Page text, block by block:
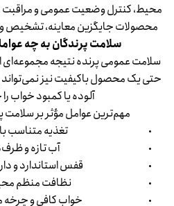
محیط، کنترل وضعیت عمومی و مراقبت
محصولات جایگزین معاینه، تشخیص
سلامت پرندگان به چه
سلامت عمومی پرنده نتیجه مجموعه‌ای
حتی یک محصول باکیفیت نیز
آلوده یا کمبود خواب
مهم‌ترین عوامل مؤثر بر سلامت
تغذیه متناسب
آب تازه و
قفس استاندارد و
نظافت منظم
خواب کافی و چرخه